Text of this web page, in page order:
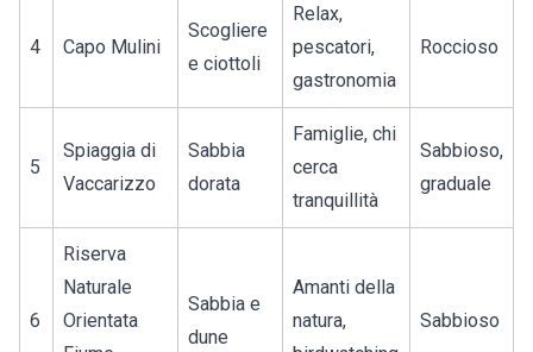
4 Capo Mulini
Scogliere
e ciottoli
Relax,
pescatori,
gastronomia
Roccioso
5
Spiaggia di
Vaccarizzo
Sabbia
dorata
Famiglie, chi
cerca
tranquillità
Sabbioso,
graduale
6
Riserva
Naturale
Orientata
Sabbia e
dune
Amanti della
natura,
Sabbioso